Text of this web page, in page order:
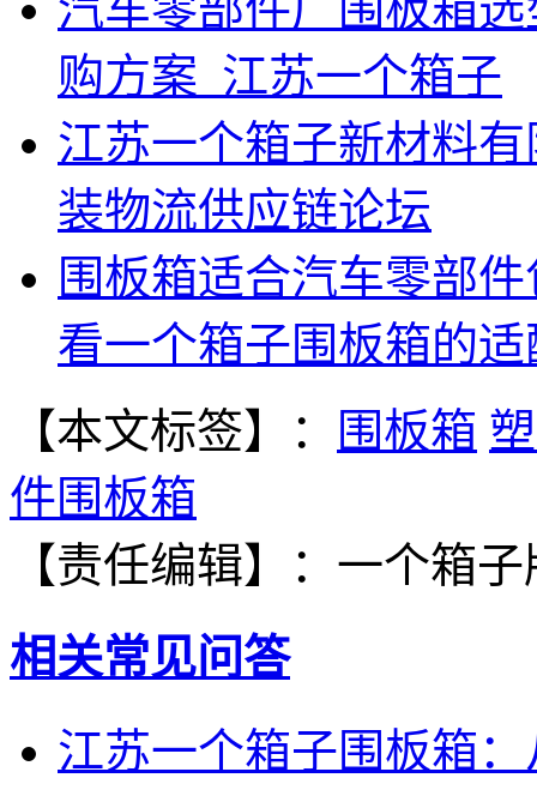
购方案_江苏一个箱子
江苏一个箱子新材料
装物流供应链论坛
围板箱适合汽车零部
看一个箱子围板箱的适
【本文标签】：
围板箱
件围板箱
【责任编辑】： 一个箱子
相关常见问答
江苏一个箱子围板箱